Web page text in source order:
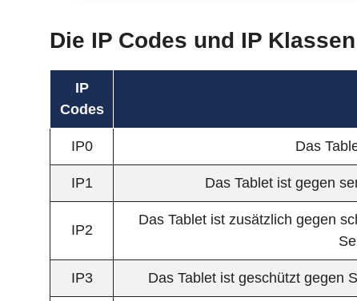
Die IP Codes und IP
IP
Codes
IP0 Das
IP1 Das Tablet ist gegen
IP2
Das Tablet ist zusätzlich gegen
IP3 Das Tablet ist geschützt gegen